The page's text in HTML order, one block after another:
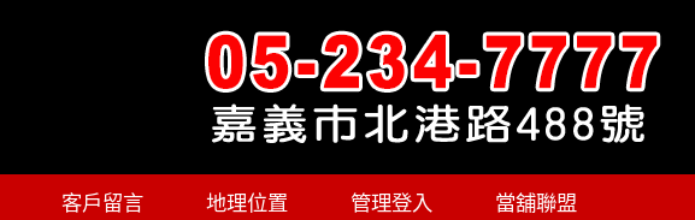
客戶留言 地理位置 管理登入 當舖聯盟